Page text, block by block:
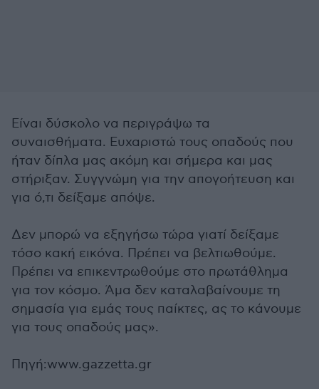
Είναι δύσκολο να περιγράψω τα
συναισθήματα. Ευχαριστώ τους οπαδούς που
ήταν δίπλα μας ακόμη και σήμερα και μας
στήριξαν. Συγγνώμη για την απογοήτευση και
για ό,τι δείξαμε απόψε.
Δεν μπορώ να εξηγήσω τώρα γιατί δείξαμε
τόσο κακή εικόνα. Πρέπει να βελτιωθούμε.
Πρέπει να επικεντρωθούμε στο πρωτάθλημα
για τον κόσμο. Άμα δεν καταλαβαίνουμε τη
σημασία για εμάς τους παίκτες, ας το κάνουμε
για τους οπαδούς μας».
Πηγή:www.gazzetta.gr